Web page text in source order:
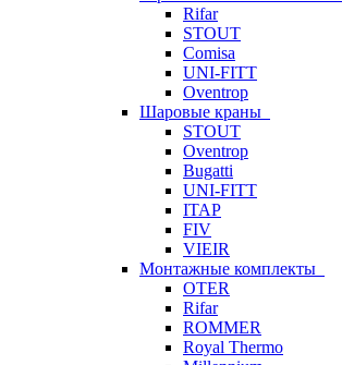
Rifar
STOUT
Comisa
UNI-FITT
Oventrop
Шаровые краны
STOUT
Oventrop
Bugatti
UNI-FITT
ITAP
FIV
VIEIR
Монтажные комплекты
OTER
Rifar
ROMMER
Royal Thermo